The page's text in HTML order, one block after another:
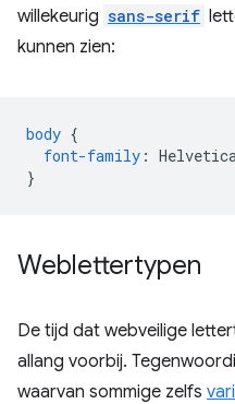
willekeurig sans-serif
kunnen zien:
body {
font-family :
}
Weblettertypen
De tijd dat webveilige
allang voorbij.
waarvan sommige zelfs